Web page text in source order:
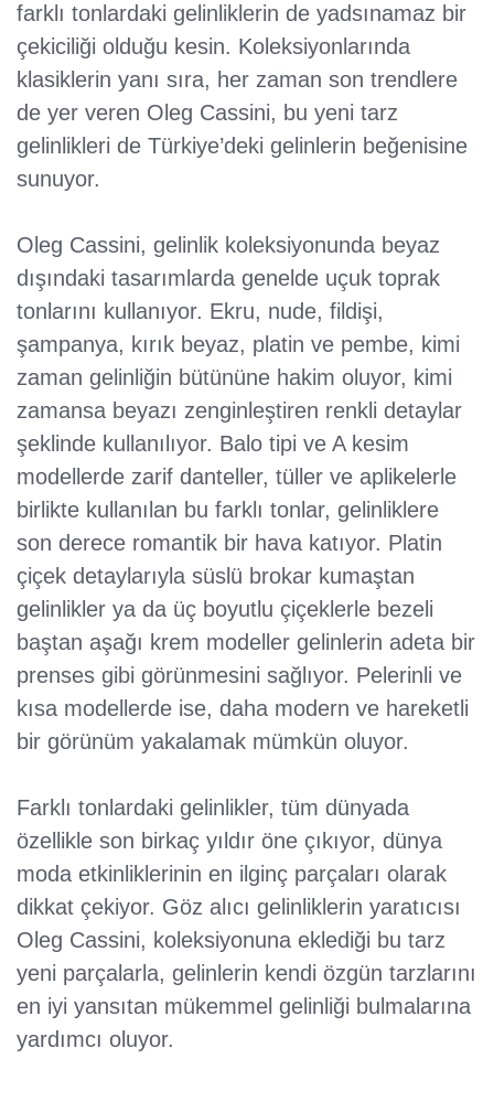
farklı tonlardaki gelinliklerin de yadsınamaz bir
çekiciliği olduğu kesin. Koleksiyonlarında
klasiklerin yanı sıra, her zaman son trendlere
de yer veren Oleg Cassini, bu yeni tarz
gelinlikleri de Türkiye’deki gelinlerin beğenisine
sunuyor.
Oleg Cassini, gelinlik koleksiyonunda beyaz
dışındaki tasarımlarda genelde uçuk toprak
tonlarını kullanıyor. Ekru, nude, fildişi,
şampanya, kırık beyaz, platin ve pembe, kimi
zaman gelinliğin bütününe hakim oluyor, kimi
zamansa beyazı zenginleştiren renkli detaylar
şeklinde kullanılıyor. Balo tipi ve A kesim
modellerde zarif danteller, tüller ve aplikelerle
birlikte kullanılan bu farklı tonlar, gelinliklere
son derece romantik bir hava katıyor. Platin
çiçek detaylarıyla süslü brokar kumaştan
gelinlikler ya da üç boyutlu çiçeklerle bezeli
baştan aşağı krem modeller gelinlerin adeta bir
prenses gibi görünmesini sağlıyor. Pelerinli ve
kısa modellerde ise, daha modern ve hareketli
bir görünüm yakalamak mümkün oluyor.
Farklı tonlardaki gelinlikler, tüm dünyada
özellikle son birkaç yıldır öne çıkıyor, dünya
moda etkinliklerinin en ilginç parçaları olarak
dikkat çekiyor. Göz alıcı gelinliklerin yaratıcısı
Oleg Cassini, koleksiyonuna eklediği bu tarz
yeni parçalarla, gelinlerin kendi özgün tarzlarını
en iyi yansıtan mükemmel gelinliği bulmalarına
yardımcı oluyor.